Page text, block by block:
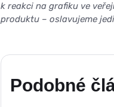
k reakci na grafiku ve
produktu – oslavujeme
Podobné